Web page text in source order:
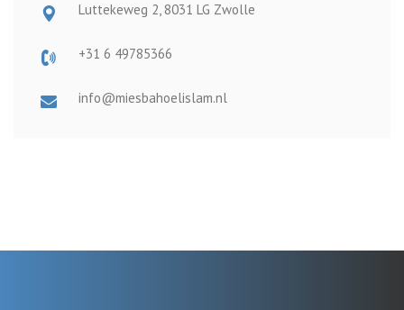
Luttekeweg 2, 8031 LG Zwolle
+31 6 49785366
info@miesbahoelislam.nl